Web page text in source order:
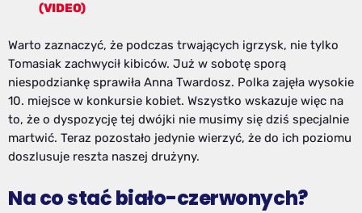
(VIDEO)
Warto zaznaczyć, że podczas trwających igrzysk, nie tylko
Tomasiak zachwycił kibiców. Już w sobotę sporą
niespodziankę sprawiła Anna Twardosz. Polka zajęła wysokie
10. miejsce w konkursie kobiet. Wszystko wskazuje więc na
to, że o dyspozycję tej dwójki nie musimy się dziś specjalnie
martwić. Teraz pozostało jedynie wierzyć, że do ich poziomu
doszlusuje reszta naszej drużyny.
Na co stać biało-czerwonych?